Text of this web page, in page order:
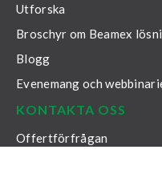
Utforska
Broschyr om Beamex
Blogg
Evenemang och
KONTAKTA OSS
Offertförfrågan